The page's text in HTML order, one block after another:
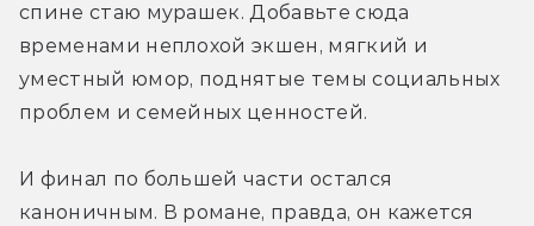
спине стаю мурашек. Добавьте сюда
временами неплохой экшен, мягкий и
уместный юмор, поднятые темы социальных
проблем и семейных ценностей.
И финал по большей части остался
каноничным. В романе, правда, он кажется